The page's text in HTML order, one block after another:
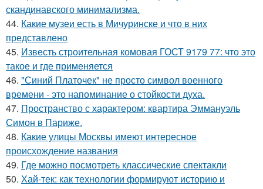
скандинавского минимализма.
44. Какие музеи есть в Мичуринске и что в них
представлено
45. Известь строительная комовая ГОСТ 9179 77: что это
такое и где применяется
46. "Синий Платочек" не просто символ военного
времени - это напоминание о стойкости духа.
47. Пространство с характером: квартира Эммануэль
Симон в Париже.
48. Какие улицы Москвы имеют интересное
происхождение названия
49. Где можно посмотреть классические спектакли
50. Хай-тек: как технологии формируют историю и